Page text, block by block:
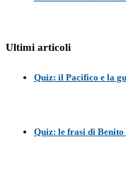
Ultimi articoli
Quiz: il Pacifico e la
Quiz: le frasi di Benito